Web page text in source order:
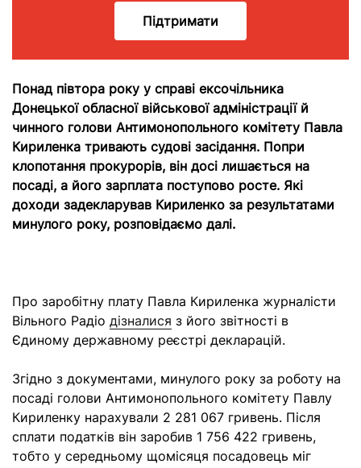
Підтримати
Понад півтора року у справі ексочільника
Донецької обласної військової адміністрації й
чинного голови Антимонопольного комітету Павла
Кириленка тривають судові засідання. Попри
клопотання прокурорів, він досі лишається на
посаді, а його зарплата поступово росте. Які
доходи задекларував Кириленко за результатами
минулого року, розповідаємо далі.
Про заробітну плату Павла Кириленка журналісти
Вільного Радіо дізналися з його звітності в
Єдиному державному реєстрі декларацій.
Згідно з документами, минулого року за роботу на
посаді голови Антимонопольного комітету Павлу
Кириленку нарахували 2 281 067 гривень. Після
сплати податків він заробив 1 756 422 гривень,
тобто у середньому щомісяця посадовець міг